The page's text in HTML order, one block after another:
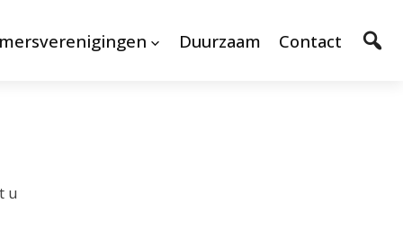
Duurzaam Contact
u